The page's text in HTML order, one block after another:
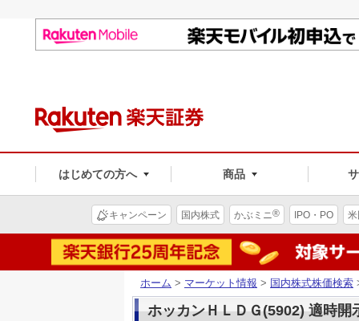
はじめての方へ 商品
キャンペーン 国内株式 かぶミニ® IPO・PO
ホーム > マーケット情報 > 国内株式株価検索
ホッカンＨＬＤＧ(5902) 適時開